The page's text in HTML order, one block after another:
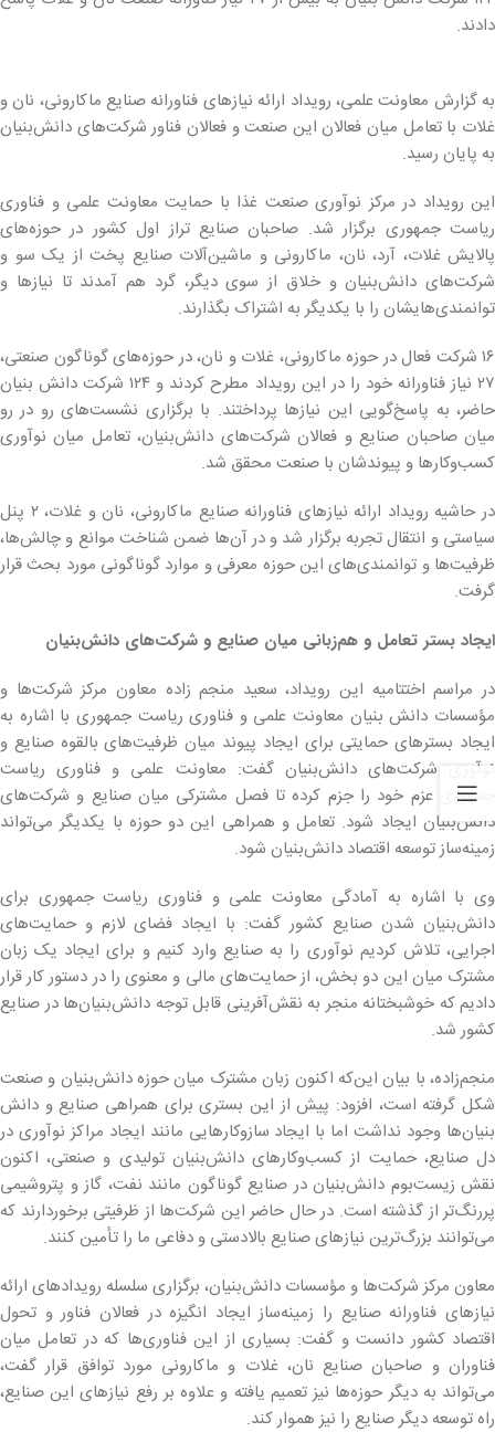
دادند.
به گزارش معاونت علمی، رویداد ارائه نیازهای فناورانه صنایع ماکارونی، نان و
غلات با تعامل میان فعالان این صنعت و فعالان فناور شرکت‌های دانش‌بنیان
به پایان رسید.
این رویداد در مرکز نوآوری صنعت غذا با حمایت معاونت علمی و فناوری
ریاست جمهوری برگزار شد. صاحبان صنایع تراز اول کشور در حوزه‌های
پالایش غلات، آرد، نان، ماکارونی و ماشین‌آلات صنایع پخت از یک سو و
شرکت‌های دانش‌بنیان و خلاق از سوی دیگر، گرد هم آمدند تا نیازها و
توانمندی‌هایشان را با یکدیگر به اشتراک بگذارند.
۱۶ شرکت فعال در حوزه ماکارونی، غلات و نان، در حوزه‌های گوناگون صنعتی،
۲۷ نیاز فناورانه خود را در این رویداد مطرح کردند و ۱۲۴ شرکت دانش بنیان
حاضر، به پاسخ‌گویی این نیازها پرداختند. با برگزاری نشست‌های رو در رو
میان صاحبان صنایع و فعالان شرکت‌های دانش‌بنیان، تعامل میان نوآوری
کسب‌وکارها و پیوندشان با صنعت محقق شد.
در حاشیه رویداد ارائه نیازهای فناورانه صنایع ماکارونی، نان و غلات، ۲ پنل
سیاستی و انتقال تجربه برگزار شد و در آن‌ها ضمن شناخت موانع و چالش‌ها،
ظرفیت‌ها و توانمندی‌های این حوزه معرفی و موارد گوناگونی مورد بحث قرار
گرفت.
ایجاد بستر تعامل و هم‌زبانی میان صنایع و شرکت‌های دانش‌بنیان
در مراسم اختتامیه این رویداد، سعید منجم زاده معاون مرکز شرکت‌ها و
مؤسسات دانش بنیان معاونت علمی و فناوری ریاست جمهوری با اشاره به
ایجاد بسترهای حمایتی برای ایجاد پیوند میان ظرفیت‌های بالقوه صنایع و
نوآوری شرکت‌های دانش‌بنیان گفت: معاونت علمی و فناوری ریاست
جمهوری عزم خود را جزم کرده تا فصل مشترکی میان صنایع و شرکت‌های
دانش‌بنیان ایجاد شود. تعامل و همراهی این دو حوزه با یکدیگر می‌تواند
زمینه‌ساز توسعه اقتصاد دانش‌بنیان شود.
وی با اشاره به آمادگی معاونت علمی و فناوری ریاست جمهوری برای
دانش‌بنیان شدن صنایع کشور گفت: با ایجاد فضای لازم و حمایت‌های
اجرایی، تلاش کردیم نوآوری را به صنایع وارد کنیم و برای ایجاد یک زبان
مشترک میان این دو بخش، از حمایت‌های مالی و معنوی را در دستور کار قرار
دادیم که خوشبختانه منجر به نقش‌آفرینی قابل توجه دانش‌بنیان‌ها در صنایع
کشور شد.
منجم‌زاده، با بیان این‌که اکنون زبان مشترک میان حوزه دانش‌بنیان و صنعت
شکل گرفته است، افزود: پیش از این بستری برای همراهی صنایع و دانش
بنیان‌ها وجود نداشت اما با ایجاد سازوکارهایی مانند ایجاد مراکز نوآوری در
دل صنایع، حمایت از کسب‌وکارهای دانش‌بنیان تولیدی و صنعتی، اکنون
نقش زیست‌بوم دانش‌بنیان در صنایع گوناگون مانند نفت، گاز و پتروشیمی
پررنگ‌تر از گذشته است. در حال حاضر این شرکت‌ها از ظرفیتی برخوردارند که
می‌توانند بزرگ‌ترین نیازهای صنایع بالادستی و دفاعی ما را تأمین کنند.
معاون مرکز شرکت‌ها و مؤسسات دانش‌بنیان، برگزاری سلسله رویدادهای ارائه
نیازهای فناورانه صنایع را زمینه‌ساز ایجاد انگیزه در فعالان فناور و تحول
اقتصاد کشور دانست و گفت: بسیاری از این فناوری‌ها که در تعامل میان
فناوران و صاحبان صنایع نان، غلات و ماکارونی مورد توافق قرار گفت،
می‌تواند به دیگر حوزه‌ها نیز تعمیم یافته و علاوه بر رفع نیازهای این صنایع،
راه توسعه دیگر صنایع را نیز هموار کند.